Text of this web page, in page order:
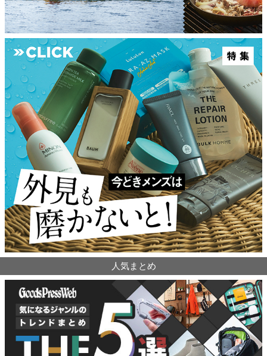
人気まとめ